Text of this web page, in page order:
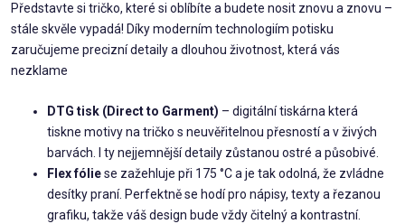
Představte si tričko, které si oblíbíte a budete nosit znovu a znovu –
stále skvěle vypadá! Díky moderním technologiím potisku
zaručujeme precizní detaily a dlouhou životnost, která vás
nezklame
DTG tisk (Direct to Garment) – digitální tiskárna která
tiskne motivy na tričko s neuvěřitelnou přesností a v živých
barvách. I ty nejjemnější detaily zůstanou ostré a působivé.
Flex fóliese zažehluje při 175 °C a je tak odolná, že zvládne
desítky praní. Perfektně se hodí pro nápisy, texty a řezanou
grafiku, takže váš design bude vždy čitelný a kontrastní.